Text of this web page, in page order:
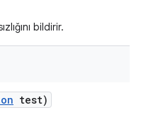
bildirir.
test)